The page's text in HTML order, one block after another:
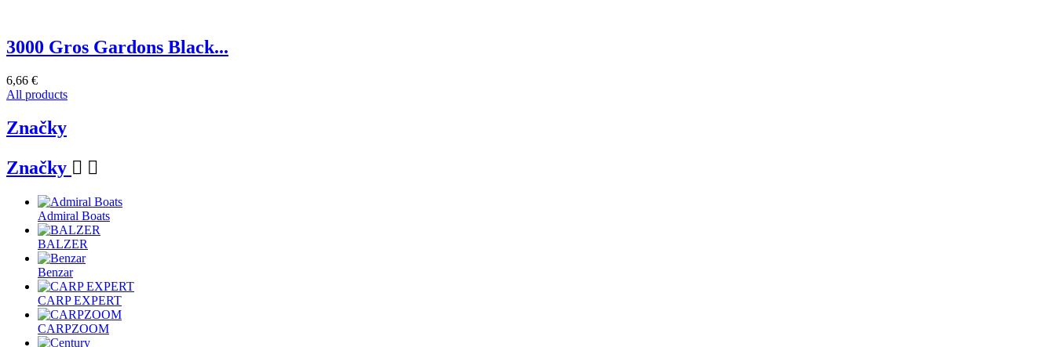
3000 Gros Gardons Black...
6,66 €
All products
Značky
Značky  
Admiral Boats
BALZER
Benzar
CARP EXPERT
CARPZOOM